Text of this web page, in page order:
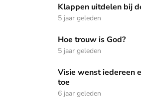
Klappen uitdelen bij de kerk?
Klappen uitdelen bij
5 jaar geleden
Hoe trouw is God?Hoe trouw is God?
5 jaar geleden
Visie wenst iedereen een liefdevol
Visie wenst iedereen
toe
6 jaar geleden